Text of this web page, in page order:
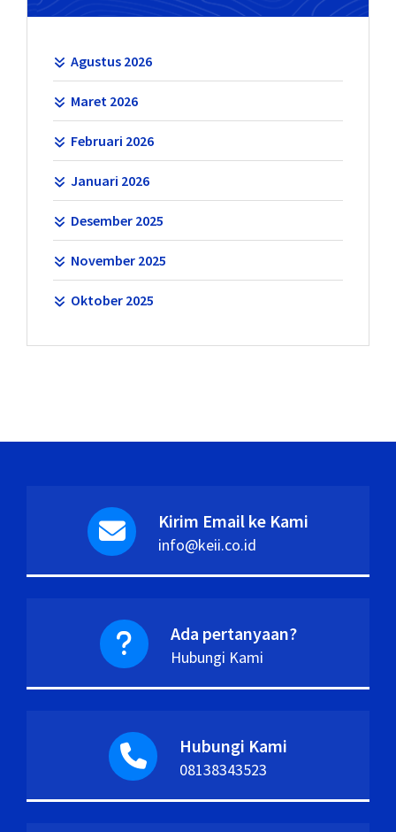
Agustus 2026
Maret 2026
Februari 2026
Januari 2026
Desember 2025
November 2025
Oktober 2025
Kirim Email ke Kami
info@keii.co.id
Ada pertanyaan?
Hubungi Kami
Hubungi Kami
08138343523